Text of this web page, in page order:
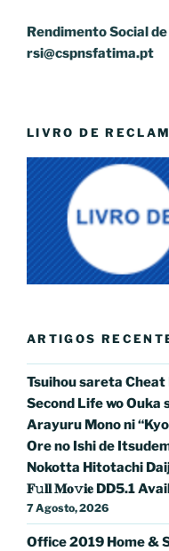
Rendimento Social
rsi@cspnsfatima.pt
LIVRO DE
ARTIGOS
Tsuihou sareta
Second Life wo Ouka
Arayuru Mono ni
Ore no Ishi de
Nokotta Hitotachi
𝐅𝚞𝐥𝐥 𝐌𝐨𝚟𝐢𝐞 DD5.1
7 Agosto, 2026
Office 2019 Home &